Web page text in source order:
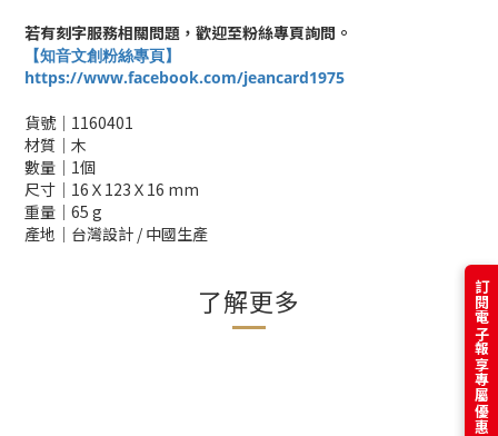
若有刻字服務相關問題，歡迎至粉絲專頁詢問。
【知音文創粉絲專頁】
https://www.facebook.com/jeancard1975
貨號│1160401
材質│木
數量│1個
尺寸│16Ｘ123Ｘ16 mm
重量│65 g
產地│台灣設計 / 中國生產
了解更多 訂閱電子報享專屬優惠